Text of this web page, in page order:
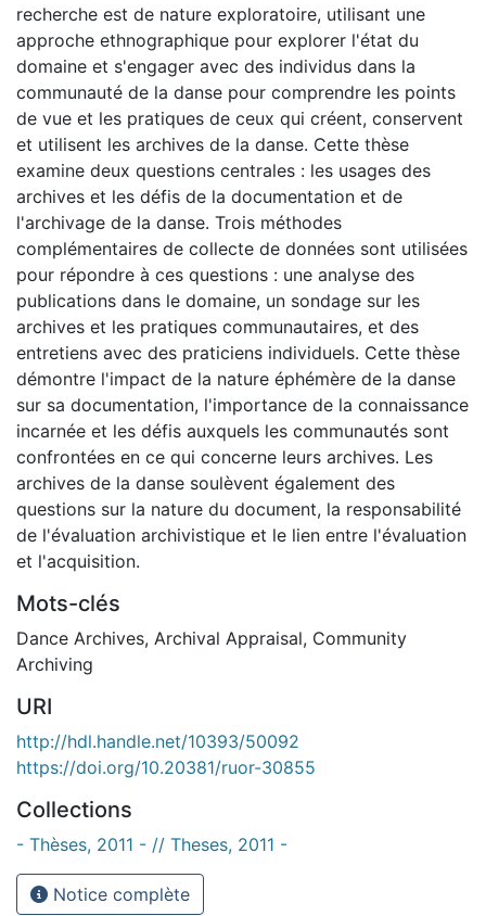
recherche est de nature exploratoire, utilisant une
approche ethnographique pour explorer l'état du
domaine et s'engager avec des individus dans la
communauté de la danse pour comprendre les points
de vue et les pratiques de ceux qui créent, conservent
et utilisent les archives de la danse. Cette thèse
examine deux questions centrales : les usages des
archives et les défis de la documentation et de
l'archivage de la danse. Trois méthodes
complémentaires de collecte de données sont utilisées
pour répondre à ces questions : une analyse des
publications dans le domaine, un sondage sur les
archives et les pratiques communautaires, et des
entretiens avec des praticiens individuels. Cette thèse
démontre l'impact de la nature éphémère de la danse
sur sa documentation, l'importance de la connaissance
incarnée et les défis auxquels les communautés sont
confrontées en ce qui concerne leurs archives. Les
archives de la danse soulèvent également des
questions sur la nature du document, la responsabilité
de l'évaluation archivistique et le lien entre l'évaluation
et l'acquisition.
Mots-clés
Dance Archives, Archival Appraisal, Community
Archiving
URI
http://hdl.handle.net/10393/50092
https://doi.org/10.20381/ruor-30855
Collections
- Thèses, 2011 - // Theses, 2011 -
Notice complète